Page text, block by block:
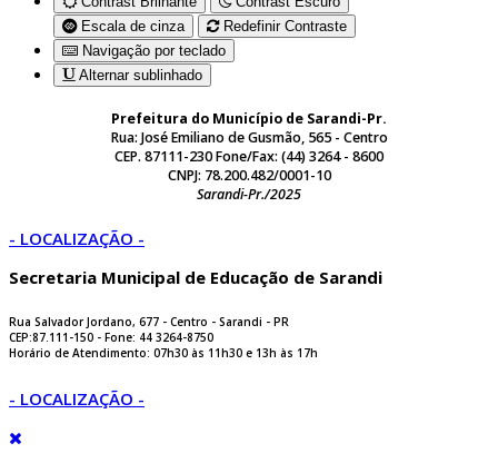
Escala de cinza
Redefinir Contraste
Navigação por teclado
Alternar sublinhado
Prefeitura do Município de Sarandi-Pr.
Rua: José Emiliano de Gusmão, 565 - Centro
CEP. 87111-230 Fone/Fax: (44) 3264 - 8600
CNPJ: 78.200.482/0001-10
Sarandi-Pr./2025
- LOCALIZAÇÃO -
Secretaria Municipal de Educação de Sarandi
Rua Salvador Jordano, 677 - Centro - Sarandi - PR
CEP:87.111-150 - Fone: 44 3264-8750
Horário de Atendimento: 07h30 às 11h30 e 13h às 17h
- LOCALIZAÇÃO -